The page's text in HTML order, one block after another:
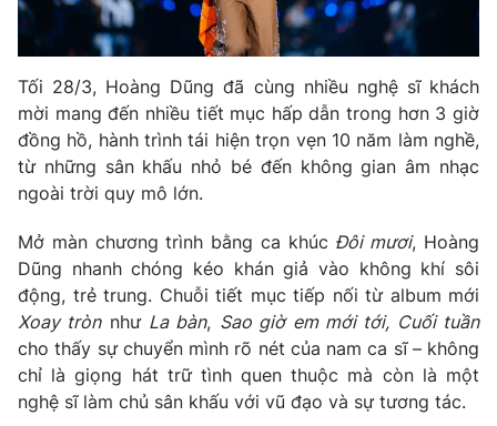
Khán giả
Giải sao mai
Sao
Du lịch
Làm đẹp
Chất lượng cuộc sống
Giáo dục
Tuyển sinh
Học trực tuyến
Công nghệ
Hitech Công nghệ tương lai
Sản phẩm
Thị trường
Tư vấn
Giao lưu trực tuyến
Chuyên mục khác
Emagazine Podcast
Photo Infographic
Tối 28/3, Hoàng Dũng đã cùng nhiều nghệ sĩ khách
mời mang đến nhiều tiết mục hấp dẫn trong hơn 3 giờ
đồng hồ, hành trình tái hiện trọn vẹn 10 năm làm nghề,
từ những sân khấu nhỏ bé đến không gian âm nhạc
ngoài trời quy mô lớn.
Mở màn chương trình bằng ca khúc Đôi mươi, Hoàng
Dũng nhanh chóng kéo khán giả vào không khí sôi
động, trẻ trung. Chuỗi tiết mục tiếp nối từ album mới
Xoay trònnhư La bàn, Sao giờ em mới tới, Cuối tuần
cho thấy sự chuyển mình rõ nét của nam ca sĩ – không
chỉ là giọng hát trữ tình quen thuộc mà còn là một
nghệ sĩ làm chủ sân khấu với vũ đạo và sự tương tác.